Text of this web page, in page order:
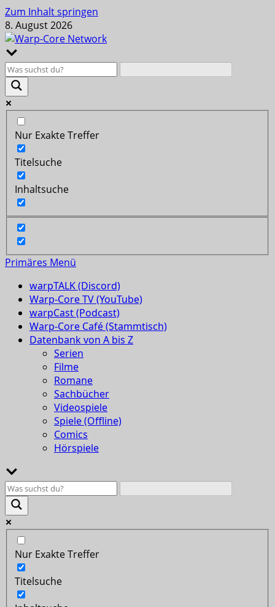
Zum Inhalt springen
8. August 2026
Nur Exakte Treffer
Titelsuche
Inhaltsuche
Primäres Menü
warpTALK (Discord)
Warp-Core TV (YouTube)
warpCast (Podcast)
Warp-Core Café (Stammtisch)
Datenbank von A bis Z
Serien
Filme
Romane
Sachbücher
Videospiele
Spiele (Offline)
Comics
Hörspiele
Nur Exakte Treffer
Titelsuche